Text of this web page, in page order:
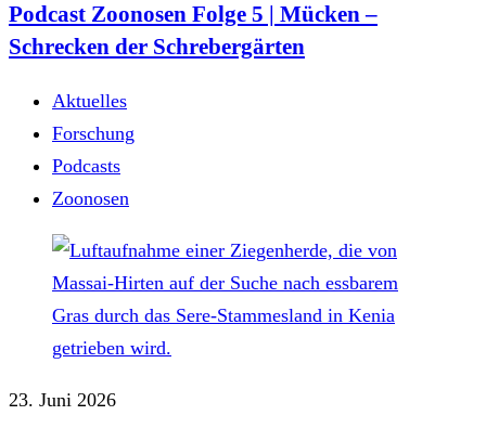
Podcast Zoonosen Folge 5 | Mücken ‒
Schrecken der Schrebergärten
Aktuelles
Forschung
Podcasts
Zoonosen
23. Juni 2026